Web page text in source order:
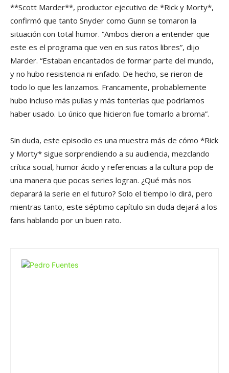
**Scott Marder**, productor ejecutivo de *Rick y Morty*,
confirmó que tanto Snyder como Gunn se tomaron la
situación con total humor. “Ambos dieron a entender que
este es el programa que ven en sus ratos libres”, dijo
Marder. “Estaban encantados de formar parte del mundo,
y no hubo resistencia ni enfado. De hecho, se rieron de
todo lo que les lanzamos. Francamente, probablemente
hubo incluso más pullas y más tonterías que podríamos
haber usado. Lo único que hicieron fue tomarlo a broma”.
Sin duda, este episodio es una muestra más de cómo *Rick
y Morty* sigue sorprendiendo a su audiencia, mezclando
crítica social, humor ácido y referencias a la cultura pop de
una manera que pocas series logran. ¿Qué más nos
deparará la serie en el futuro? Solo el tiempo lo dirá, pero
mientras tanto, este séptimo capítulo sin duda dejará a los
fans hablando por un buen rato.